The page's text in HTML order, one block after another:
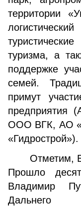
территории
туризма, а
поддержке
семей.
примут
предприятия
ООО ВГК, АО
«Гидрострой»).
Отметим,
Прошло
Владимир
Дальнего